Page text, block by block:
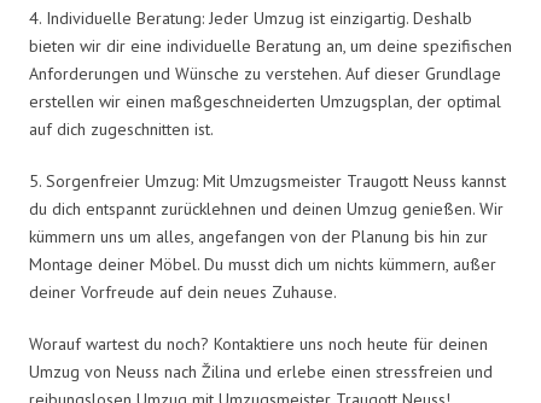
4. Individuelle Beratung: Jeder Umzug ist einzigartig. Deshalb
bieten wir dir eine individuelle Beratung an, um deine spezifischen
Anforderungen und Wünsche zu verstehen. Auf dieser Grundlage
erstellen wir einen maßgeschneiderten Umzugsplan, der optimal
auf dich zugeschnitten ist.
5. Sorgenfreier Umzug: Mit Umzugsmeister Traugott Neuss kannst
du dich entspannt zurücklehnen und deinen Umzug genießen. Wir
kümmern uns um alles, angefangen von der Planung bis hin zur
Montage deiner Möbel. Du musst dich um nichts kümmern, außer
deiner Vorfreude auf dein neues Zuhause.
Worauf wartest du noch? Kontaktiere uns noch heute für deinen
Umzug von Neuss nach Žilina und erlebe einen stressfreien und